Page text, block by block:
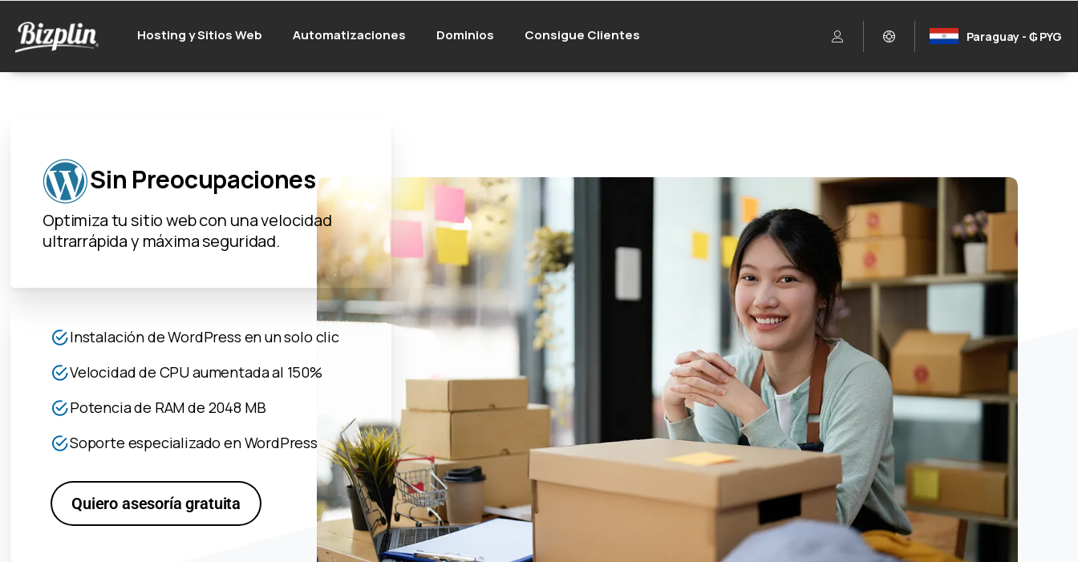
Hosting y Sitios Web Automatizaciones Dominios Consigue Clientes Paraguay - ₲ PYG
Sin Preocupaciones
Optimiza tu sitio web con una velocidad
ultrarrápida y máxima seguridad.
Instalación de WordPress en un solo clic
Velocidad de CPU aumentada al 150%
Potencia de RAM de 2048 MB
Soporte especializado en WordPress
Quiero asesoría gratuita